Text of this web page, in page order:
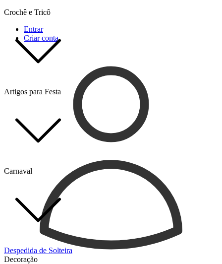
Crochê e Tricô
Artigos para Festa
Carnaval
Despedida de Solteira
Decoração
Entrar
Criar conta